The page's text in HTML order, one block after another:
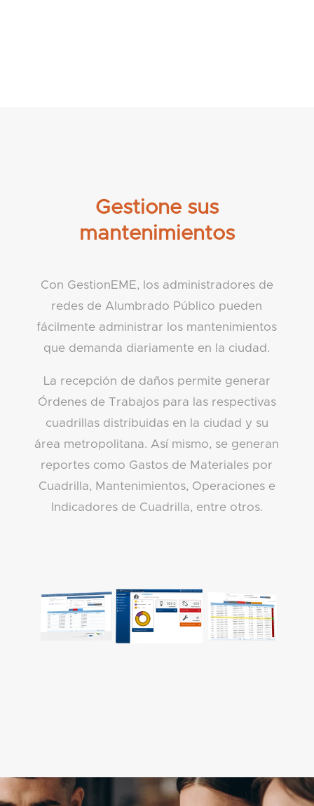
Gestione sus
mantenimientos
Con GestionEME, los administradores de
redes de Alumbrado Público pueden
fácilmente administrar los mantenimientos
que demanda diariamente en la ciudad.
La recepción de daños permite generar
Órdenes de Trabajos para las respectivas
cuadrillas distribuidas en la ciudad y su
área metropolitana. Así mismo, se generan
reportes como Gastos de Materiales por
Cuadrilla, Mantenimientos, Operaciones e
Indicadores de Cuadrilla, entre otros.